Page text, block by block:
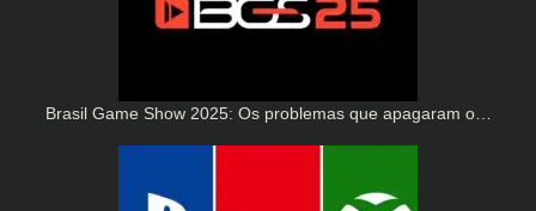
Brasil Game Show 2025: Os problemas que apagaram o…